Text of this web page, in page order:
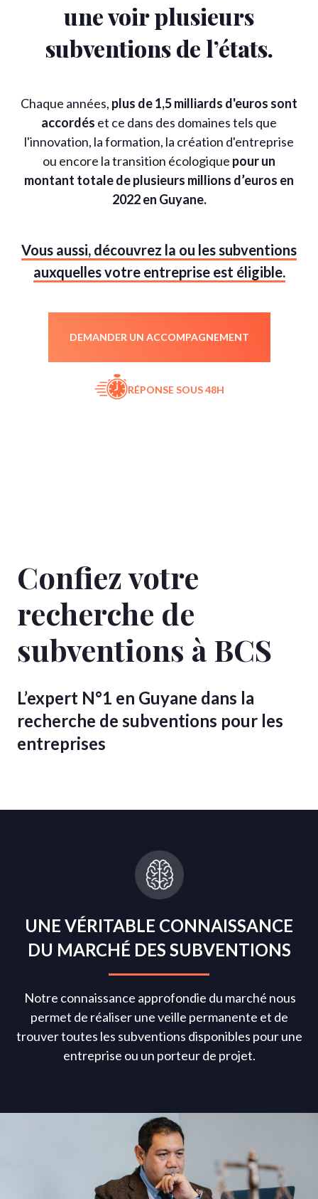
une voir plusieurs
subventions de l’états.
Chaque années, plus de 1,5 milliards d'euros sont
accordés et ce dans des domaines tels que
l'innovation, la formation, la création d'entreprise
ou encore la transition écologique pour un
montant totale de plusieurs millions d’euros en
2022 en Guyane.
Vous aussi, découvrez la ou les subventions
auxquelles votre entreprise est éligible.
DEMANDER UN ACCOMPAGNEMENT
RÉPONSE SOUS 48H
Confiez votre
recherche de
subventions à BCS
L’expert N°1 en Guyane dans la
recherche de subventions pour les
entreprises
UNE VÉRITABLE CONNAISSANCE
DU MARCHÉ DES SUBVENTIONS
Notre connaissance approfondie du marché nous
permet de réaliser une veille permanente et de
trouver toutes les subventions disponibles pour une
entreprise ou un porteur de projet.